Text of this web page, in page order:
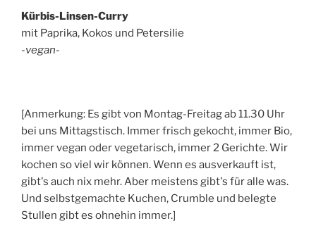
Kürbis-Linsen-Curry
mit Paprika, Kokos und Petersilie
-vegan-
[Anmerkung: Es gibt von Montag-Freitag ab 11.30 Uhr
bei uns Mittagstisch. Immer frisch gekocht, immer Bio,
immer vegan oder vegetarisch, immer 2 Gerichte. Wir
kochen so viel wir können. Wenn es ausverkauft ist,
gibt's auch nix mehr. Aber meistens gibt's für alle was.
Und selbstgemachte Kuchen, Crumble und belegte
Stullen gibt es ohnehin immer.]